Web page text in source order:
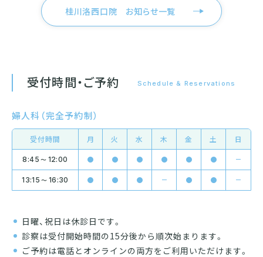
桂川洛西口院 お知らせ一覧
受付時間・ご予約 Schedule & Reservations
婦人科（完全予約制）
受付時間 月 火 水 木 金 土 日
8:45 〜 12:00
13:15 〜 16:30
日曜、祝日は休診日です。
診察は受付開始時間の15分後から順次始まります。
ご予約は電話とオンラインの両方をご利用いただけます。